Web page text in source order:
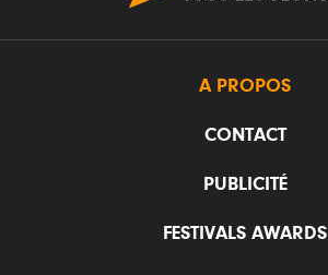
A PROPOS
CONTACT
PUBLICITÉ
FESTIVALS AWARDS